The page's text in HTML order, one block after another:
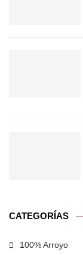
CATEGORÍAS
100% Arroyo